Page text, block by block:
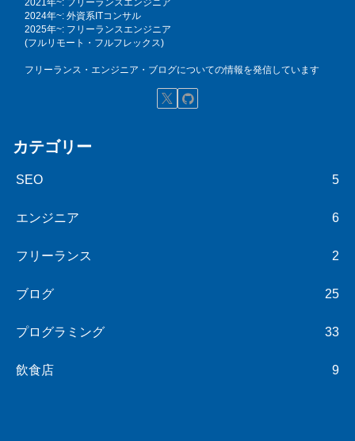
2021年~: フリーランスエンジニア
2024年~: 外資系ITコンサル
2025年~: フリーランスエンジニア
(フルリモート・フルフレックス)
フリーランス・エンジニア・ブログについての情報を発信しています
カテゴリー
SEO 5
エンジニア 6
フリーランス 2
ブログ 25
プログラミング 33
飲食店 9